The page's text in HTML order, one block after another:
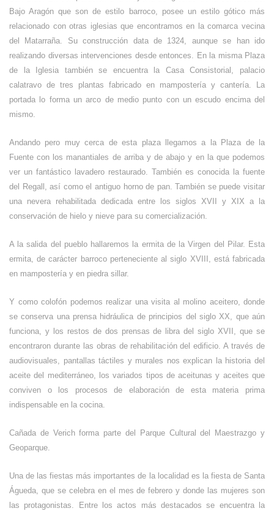
Bajo Aragón que son de estilo barroco, posee un estilo gótico más
relacionado con otras iglesias que encontramos en la comarca vecina
del Matarraña. Su construcción data de 1324, aunque se han ido
realizando diversas intervenciones desde entonces. En la misma Plaza
de la Iglesia también se encuentra la Casa Consistorial, palacio
calatravo de tres plantas fabricado en mampostería y cantería. La
portada lo forma un arco de medio punto con un escudo encima del
mismo.
Andando pero muy cerca de esta plaza llegamos a la Plaza de la
Fuente con los manantiales de arriba y de abajo y en la que podemos
ver un fantástico lavadero restaurado. También es conocida la fuente
del Regall, así como el antiguo horno de pan. También se puede visitar
una nevera rehabilitada dedicada entre los siglos XVII y XIX a la
conservación de hielo y nieve para su comercialización.
A la salida del pueblo hallaremos la ermita de la Virgen del Pilar. Esta
ermita, de carácter barroco perteneciente al siglo XVIII, está fabricada
en mampostería y en piedra sillar.
Y como colofón podemos realizar una visita al molino aceitero, donde
se conserva una prensa hidráulica de principios del siglo XX, que aún
funciona, y los restos de dos prensas de libra del siglo XVII, que se
encontraron durante las obras de rehabilitación del edificio. A través de
audiovisuales, pantallas táctiles y murales nos explican la historia del
aceite del mediterráneo, los variados tipos de aceitunas y aceites que
conviven o los procesos de elaboración de esta materia prima
indispensable en la cocina.
Cañada de Verich forma parte del Parque Cultural del Maestrazgo y
Geoparque.
Una de las fiestas más importantes de la localidad es la fiesta de Santa
Águeda, que se celebra en el mes de febrero y donde las mujeres son
las protagonistas. Entre los actos más destacados se encuentra la